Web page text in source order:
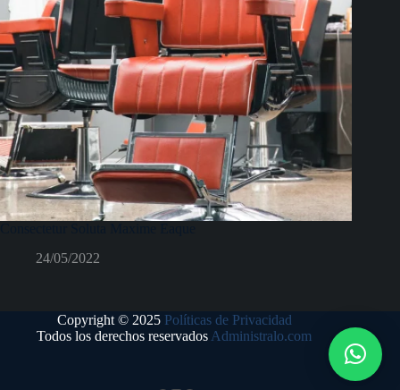
24/05/2022
Copyright © 2025 Políticas de Privacidad
Todos los derechos reservados Administralo.com